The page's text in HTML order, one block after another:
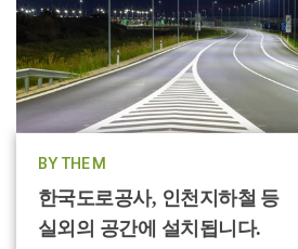
BY THE M
한국도로공사, 인천지하철 등
실외의 공간에 설치됩니다.